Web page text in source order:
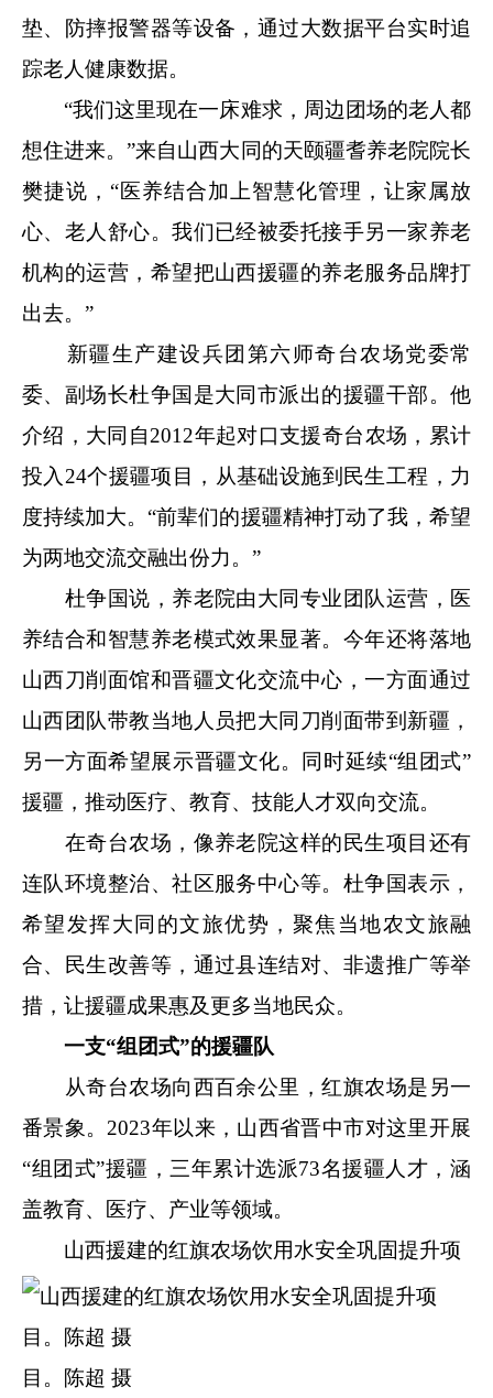
垫、防摔报警器等设备，通过大数据平台实时追
踪老人健康数据。
“我们这里现在一床难求，周边团场的老人都
想住进来。”来自山西大同的天颐疆耆养老院院长
樊捷说，“医养结合加上智慧化管理，让家属放
心、老人舒心。我们已经被委托接手另一家养老
机构的运营，希望把山西援疆的养老服务品牌打
出去。”
新疆生产建设兵团第六师奇台农场党委常
委、副场长杜争国是大同市派出的援疆干部。他
介绍，大同自2012年起对口支援奇台农场，累计
投入24个援疆项目，从基础设施到民生工程，力
度持续加大。“前辈们的援疆精神打动了我，希望
为两地交流交融出份力。”
杜争国说，养老院由大同专业团队运营，医
养结合和智慧养老模式效果显著。今年还将落地
山西刀削面馆和晋疆文化交流中心，一方面通过
山西团队带教当地人员把大同刀削面带到新疆，
另一方面希望展示晋疆文化。同时延续“组团式”
援疆，推动医疗、教育、技能人才双向交流。
在奇台农场，像养老院这样的民生项目还有
连队环境整治、社区服务中心等。杜争国表示，
希望发挥大同的文旅优势，聚焦当地农文旅融
合、民生改善等，通过县连结对、非遗推广等举
措，让援疆成果惠及更多当地民众。
一支“组团式”的援疆队
从奇台农场向西百余公里，红旗农场是另一
番景象。2023年以来，山西省晋中市对这里开展
“组团式”援疆，三年累计选派73名援疆人才，涵
盖教育、医疗、产业等领域。
山西援建的红旗农场饮用水安全巩固提升项
目。陈超 摄